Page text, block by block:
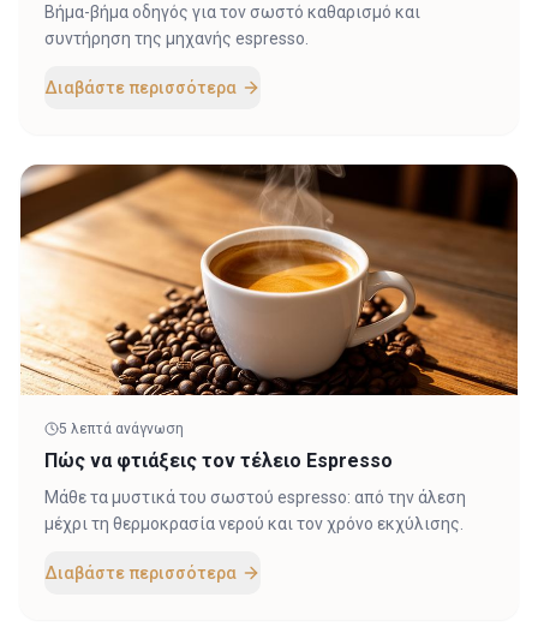
Βήμα-βήμα οδηγός για τον σωστό καθαρισμό και
συντήρηση της μηχανής espresso.
Διαβάστε περισσότερα
5 λεπτά ανάγνωση
Πώς να φτιάξεις τον τέλειο Espresso
Μάθε τα μυστικά του σωστού espresso: από την άλεση
μέχρι τη θερμοκρασία νερού και τον χρόνο εκχύλισης.
Διαβάστε περισσότερα